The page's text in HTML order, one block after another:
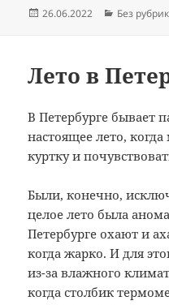
e
o
k
gr
m
т
Опубликовано
26.06.2022 Рубрики
Без
Лето в
В Петербурге бывает
настоящее лето,
куртку и
Были, конечно,
целое лето была
Петербурге охают и
когда жарко. И для
из-за влажного
когда столбик